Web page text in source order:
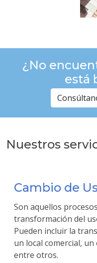
¿No
está
Nuestros
Cambio de
Son aquellos
transformación del
Pueden incluir la
un local comercial,
entre otros.